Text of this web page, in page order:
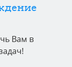
Вам в